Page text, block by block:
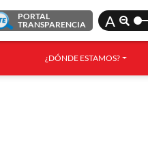
PORTAL
TRANSPARENCIA
A
¿DÓNDE ESTAMOS?